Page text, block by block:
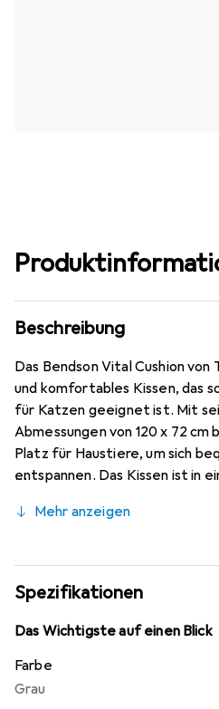
Beschreibung
Das Bendson Vital Cushion
und komfortables Kissen, das
für Katzen geeignet ist. Mit
Abmessungen von 120 x 72
Platz für Haustiere, um sich
entspannen. Das Kissen ist in
stilvollen Ergänzung für jedes
Kissen nicht nur langlebig,
es bei 30°C gewaschen
Form und die angenehme
optimale Unterstützung und
Wert auf Qualität und Design
Mehr anzeigen
Spezifikationen
Das Wichtigste auf einen Blick
Farbe
Grau